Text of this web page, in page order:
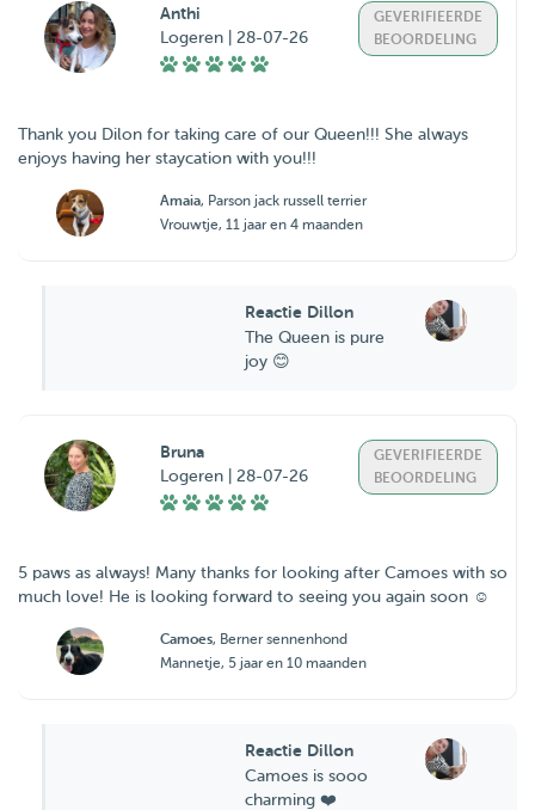
Anthi
Logeren | 28-07-26
GEVERIFIEERDE
BEOORDELING
Thank you Dilon for taking care of our Queen!!! She always
enjoys having her staycation with you!!!
Amaia, Parson jack russell terrier
Vrouwtje, 11 jaar en 4 maanden
Reactie Dillon
The Queen is pure
joy 😊
Bruna
Logeren | 28-07-26
GEVERIFIEERDE
BEOORDELING
5 paws as always! Many thanks for looking after Camoes with so
much love! He is looking forward to seeing you again soon ☺️
Camoes, Berner sennenhond
Mannetje, 5 jaar en 10 maanden
Reactie Dillon
Camoes is sooo
charming ❤️